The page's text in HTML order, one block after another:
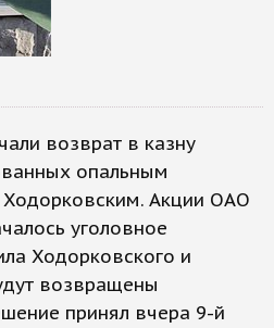
возврат в казну
опальным
Акции ОАО
уголовное
Ходорковского и
возвращены
принял вчера 9-й